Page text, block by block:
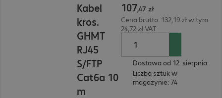
Kabel
kros.
GHMT
RJ45
S/FTP
Cat6a 10
m
107,47 zł
Cena brutto: 132,19 zł w tym
24,72 zł VAT
Dostawa od 12. sierpnia.
Liczba sztuk w
magazynie: 74